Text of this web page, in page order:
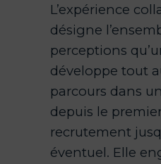
L’expérience
désigne
perceptions
développe tout
parcours dans
depuis le
recrutement
éventuel. Elle